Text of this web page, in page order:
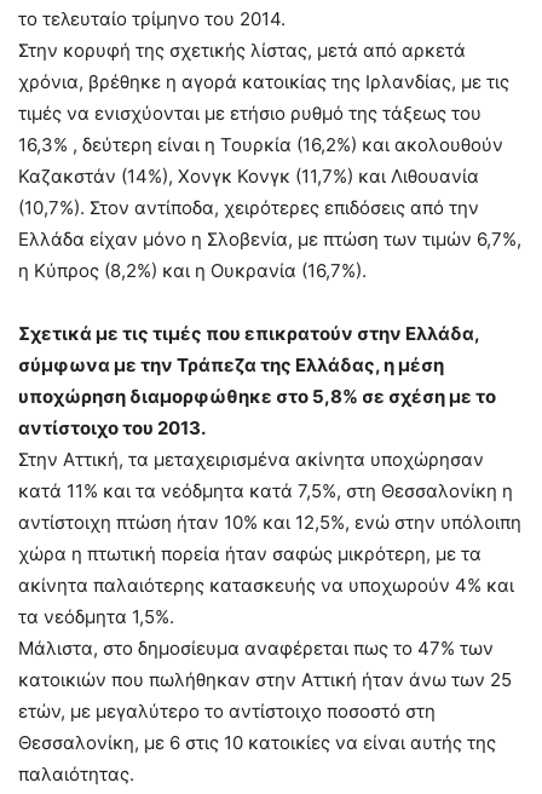
το τελευταίο τρίμηνο του 2014.
Στην κορυφή της σχετικής λίστας, μετά από αρκετά
χρόνια, βρέθηκε η αγορά κατοικίας της Ιρλανδίας, με τις
τιμές να ενισχύονται με ετήσιο ρυθμό της τάξεως του
16,3% , δεύτερη είναι η Τουρκία (16,2%) και ακολουθούν
Καζακστάν (14%), Χονγκ Κονγκ (11,7%) και Λιθουανία
(10,7%). Στον αντίποδα, χειρότερες επιδόσεις από την
Ελλάδα είχαν μόνο η Σλοβενία, με πτώση των τιμών 6,7%,
η Κύπρος (8,2%) και η Ουκρανία (16,7%).
Σχετικά με τις τιμές που επικρατούν στην Ελλάδα,
σύμφωνα με την Τράπεζα της Ελλάδας, η μέση
υποχώρηση διαμορφώθηκε στο 5,8% σε σχέση με το
αντίστοιχο του 2013.
Στην Αττική, τα μεταχειρισμένα ακίνητα υποχώρησαν
κατά 11% και τα νεόδμητα κατά 7,5%, στη Θεσσαλονίκη η
αντίστοιχη πτώση ήταν 10% και 12,5%, ενώ στην υπόλοιπη
χώρα η πτωτική πορεία ήταν σαφώς μικρότερη, με τα
ακίνητα παλαιότερης κατασκευής να υποχωρούν 4% και
τα νεόδμητα 1,5%.
Μάλιστα, στο δημοσίευμα αναφέρεται πως το 47% των
κατοικιών που πωλήθηκαν στην Αττική ήταν άνω των 25
ετών, με μεγαλύτερο το αντίστοιχο ποσοστό στη
Θεσσαλονίκη, με 6 στις 10 κατοικίες να είναι αυτής της
παλαιότητας.